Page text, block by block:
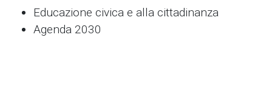
Educazione civica e alla cittadinanza
Agenda 2030